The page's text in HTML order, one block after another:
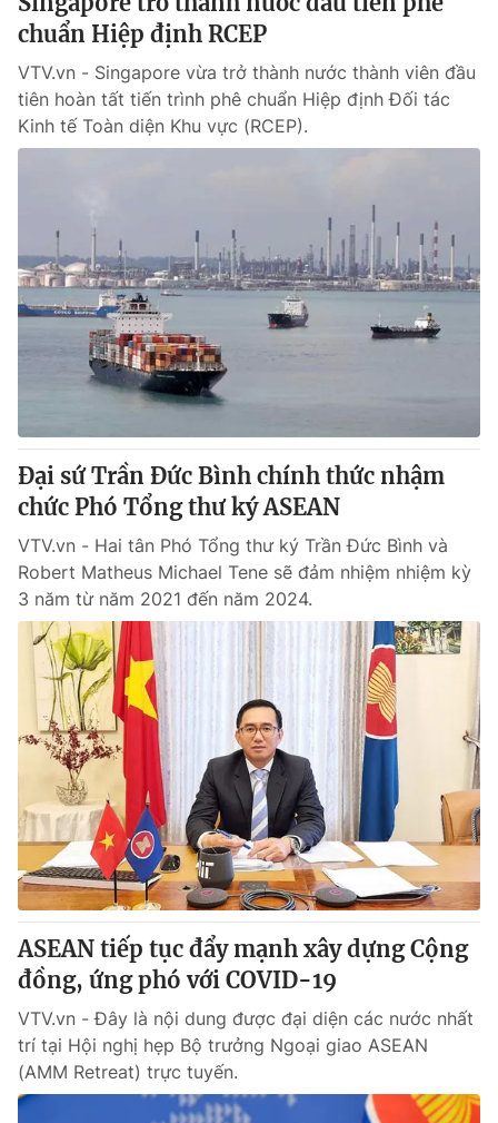
chuẩn Hiệp định RCEP
VTV.vn - Singapore vừa trở thành nước thành viên đầu
tiên hoàn tất tiến trình phê chuẩn Hiệp định Đối tác
Kinh tế Toàn diện Khu vực (RCEP).
Đại sứ Trần Đức Bình chính thức nhậm
chức Phó Tổng thư ký ASEAN
VTV.vn - Hai tân Phó Tổng thư ký Trần Đức Bình và
Robert Matheus Michael Tene sẽ đảm nhiệm nhiệm kỳ
3 năm từ năm 2021 đến năm 2024.
ASEAN tiếp tục đẩy mạnh xây dựng Cộng
đồng, ứng phó với COVID-19
VTV.vn - Đây là nội dung được đại diện các nước nhất
trí tại Hội nghị hẹp Bộ trưởng Ngoại giao ASEAN
(AMM Retreat) trực tuyến.